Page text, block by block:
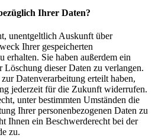
Ihrer Daten?
unentgeltlich Auskunft über
Ihrer gespeicherten
erhalten. Sie haben außerdem ein
dieser Daten zu verlangen.
Datenverarbeitung erteilt haben,
jederzeit für die Zukunft widerrufen.
unter bestimmten Umständen die
Ihrer personenbezogenen Daten zu
Ihnen ein Beschwerderecht bei der
zu.